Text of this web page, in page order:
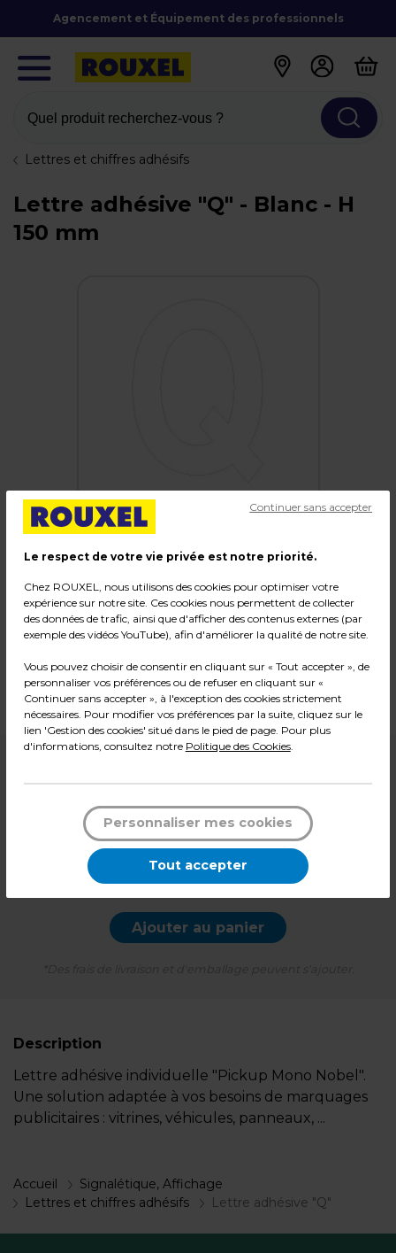
Agencement et Équipement des professionnels
Quel produit recherchez-vous ?
Lettres et chiffres adhésifs
Lettre adhésive "Q" - Blanc - H
150 mm
Lettre adhésive "Q"
Code :104210
Couleur : Blanc
Dimensions : H 150 mm
Poids : 0,01 kg
1,91
l'unité
Ajouter au panier
Description
Lettre adhésive individuelle "Pickup Mono Nobel".
Une solution adaptée à vos besoins de marquages
publicitaires : vitrines, véhicules, panneaux, ...
Accueil
Signalétique, Affichage
Lettres et chiffres adhésifs
Lettre adhésive "Q"
Le respect de votre vie privée est notre priorité.
Chez ROUXEL, nous utilisons des cookies pour optimiser votre
expérience sur notre site. Ces cookies nous permettent de collecter
des données de trafic, ainsi que d'afficher des contenus externes (par
exemple des vidéos YouTube), afin d'améliorer la qualité de notre site.
Vous pouvez choisir de consentir en cliquant sur « Tout accepter », de
personnaliser vos préférences ou de refuser en cliquant sur «
Continuer sans accepter », à l'exception des cookies strictement
nécessaires. Pour modifier vos préférences par la suite, cliquez sur le
lien 'Gestion des cookies' situé dans le pied de page. Pour plus
d'informations, consultez notre Politique des Cookies.
Continuer sans accepter
Personnaliser mes cookies
Tout accepter